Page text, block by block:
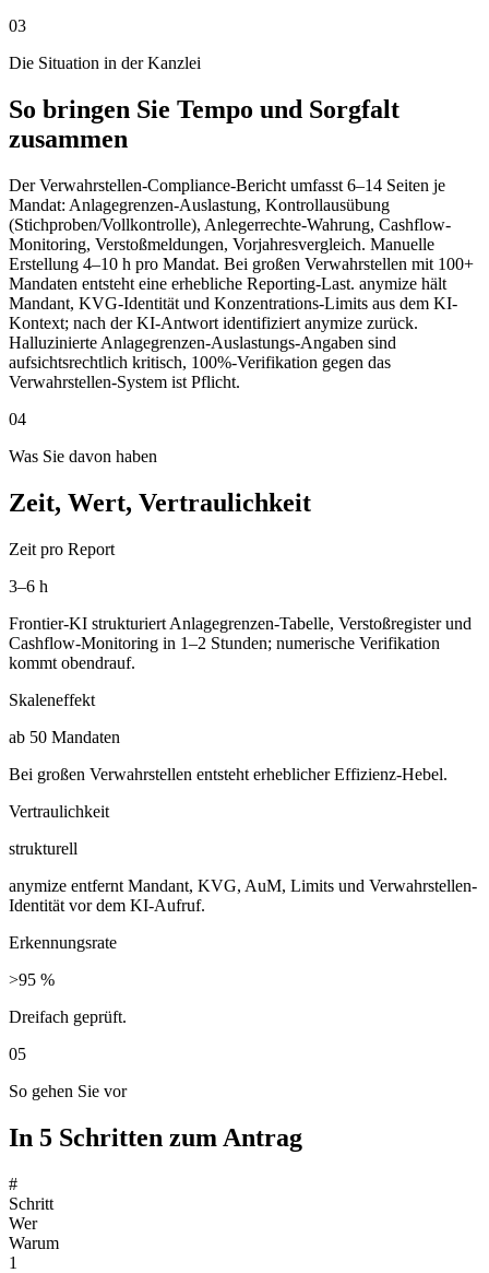
03
Die Situation in der Kanzlei
So bringen Sie Tempo und Sorgfalt
zusammen
Der Verwahrstellen-Compliance-Bericht umfasst 6–14 Seiten je
Mandat: Anlagegrenzen-Auslastung, Kontrollausübung
(Stichproben/Vollkontrolle), Anlegerrechte-Wahrung, Cashflow-
Monitoring, Verstoßmeldungen, Vorjahresvergleich. Manuelle
Erstellung 4–10 h pro Mandat. Bei großen Verwahrstellen mit 100+
Mandaten entsteht eine erhebliche Reporting-Last. anymize hält
Mandant, KVG-Identität und Konzentrations-Limits aus dem KI-
Kontext; nach der KI-Antwort identifiziert anymize zurück.
Halluzinierte Anlagegrenzen-Auslastungs-Angaben sind
aufsichtsrechtlich kritisch, 100%-Verifikation gegen das
Verwahrstellen-System ist Pflicht.
04
Was Sie davon haben
Zeit, Wert, Vertraulichkeit
Zeit pro Report
3–6 h
Frontier-KI strukturiert Anlagegrenzen-Tabelle, Verstoßregister und
Cashflow-Monitoring in 1–2 Stunden; numerische Verifikation
kommt obendrauf.
Skaleneffekt
ab 50 Mandaten
Bei großen Verwahrstellen entsteht erheblicher Effizienz-Hebel.
Vertraulichkeit
strukturell
anymize entfernt Mandant, KVG, AuM, Limits und Verwahrstellen-
Identität vor dem KI-Aufruf.
Erkennungsrate
>95 %
Dreifach geprüft.
05
So gehen Sie vor
In 5 Schritten zum Antrag
#
Schritt
Wer
Warum
1